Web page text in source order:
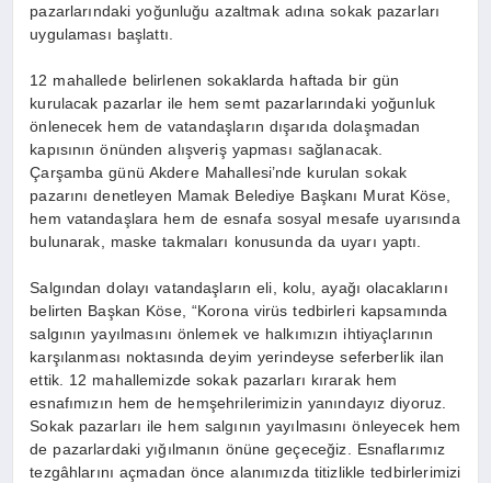
pazarlarındaki yoğunluğu azaltmak adına sokak pazarları
uygulaması başlattı.
12 mahallede belirlenen sokaklarda haftada bir gün
kurulacak pazarlar ile hem semt pazarlarındaki yoğunluk
önlenecek hem de vatandaşların dışarıda dolaşmadan
kapısının önünden alışveriş yapması sağlanacak.
Çarşamba günü Akdere Mahallesi’nde kurulan sokak
pazarını denetleyen Mamak Belediye Başkanı Murat Köse,
hem vatandaşlara hem de esnafa sosyal mesafe uyarısında
bulunarak, maske takmaları konusunda da uyarı yaptı.
Salgından dolayı vatandaşların eli, kolu, ayağı olacaklarını
belirten Başkan Köse, “Korona virüs tedbirleri kapsamında
salgının yayılmasını önlemek ve halkımızın ihtiyaçlarının
karşılanması noktasında deyim yerindeyse seferberlik ilan
ettik. 12 mahallemizde sokak pazarları kırarak hem
esnafımızın hem de hemşehrilerimizin yanındayız diyoruz.
Sokak pazarları ile hem salgının yayılmasını önleyecek hem
de pazarlardaki yığılmanın önüne geçeceğiz. Esnaflarımız
tezgâhlarını açmadan önce alanımızda titizlikle tedbirlerimizi